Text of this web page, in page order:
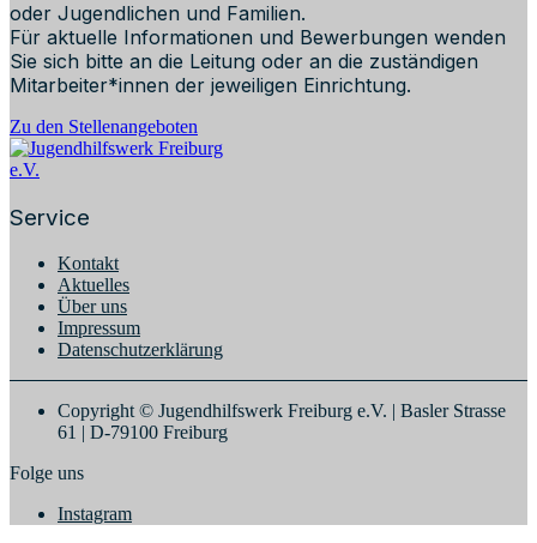
oder Jugendlichen und Familien.
Für aktuelle Informationen und Bewerbungen wenden
Sie sich bitte an die Leitung oder an die zuständigen
Mitarbeiter*innen der jeweiligen Einrichtung.
Zu den Stellenangeboten
Service
Kontakt
Aktuelles
Über uns
Impressum
Datenschutzerklärung
Copyright © Jugendhilfswerk Freiburg e.V. | Basler Strasse
61 | D-79100 Freiburg
Folge uns
Instagram